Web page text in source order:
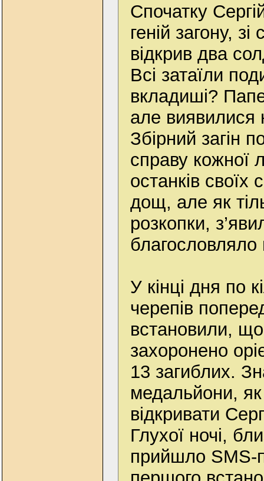
Спочатку
геній загону,
відкрив два
Всі затаїли
вкладиші?
але виявилися
Збірний загін
справу кожної
останків своїх
дощ, але як
розкопки,
благословляло
У кінці дня по
черепів
встановили, що
захоронено
13 загиблих.
медальйони,
відкривати
Глухої ночі,
прийшло SMS-